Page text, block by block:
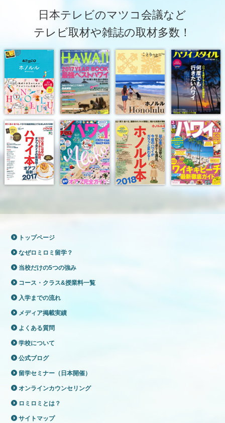
日本テレビのマツコ会議など
テレビ取材や雑誌の取材多数！
トップページ
なぜロミロミ留学？
当校だけの5つの強み
コース・クラス&授業料一覧
入学までの流れ
メディア掲載実績
よくある質問
学校について
公式ブログ
留学セミナー（日本開催）
オンラインカウンセリング
ロミロミとは？
サイトマップ